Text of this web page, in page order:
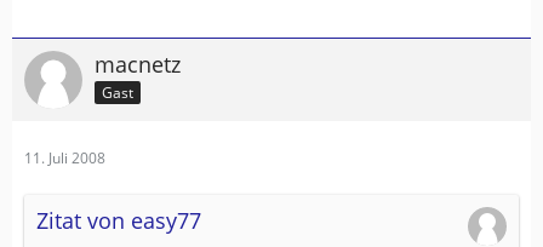
macnetz
Gast
11. Juli 2008
Zitat von easy77